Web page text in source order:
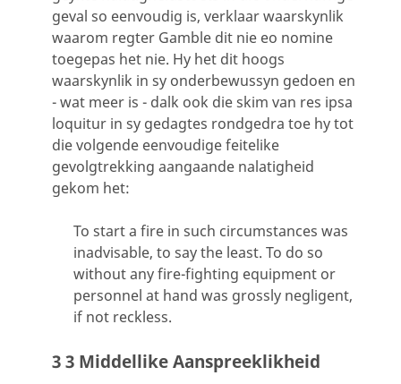
geval so eenvoudig is, verklaar waarskynlik
waarom regter Gamble dit nie eo nomine
toegepas het nie. Hy het dit hoogs
waarskynlik in sy onderbewussyn gedoen en
- wat meer is - dalk ook die skim van res ipsa
loquitur in sy gedagtes rondgedra toe hy tot
die volgende eenvoudige feitelike
gevolgtrekking aangaande nalatigheid
gekom het:
To start a fire in such circumstances was
inadvisable, to say the least. To do so
without any fire-fighting equipment or
personnel at hand was grossly negligent,
if not reckless.
3 3 Middellike Aanspreeklikheid